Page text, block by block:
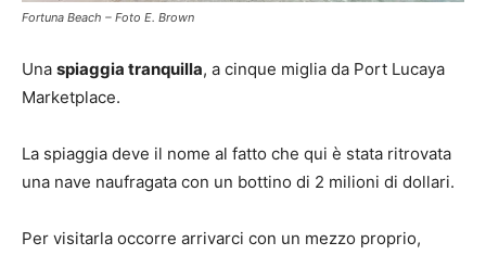
Fortuna Beach – Foto E. Brown
Una spiaggia tranquilla, a cinque miglia da Port Lucaya
Marketplace.
La spiaggia deve il nome al fatto che qui è stata ritrovata
una nave naufragata con un bottino di 2 milioni di dollari.
Per visitarla occorre arrivarci con un mezzo proprio,